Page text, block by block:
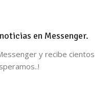
en Messenger.
y recibe cientos